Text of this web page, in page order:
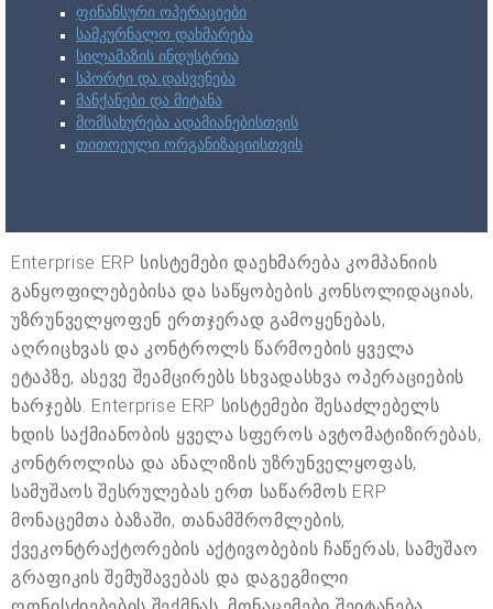
ფინანსური ოპერაციები
სამკურნალო დახმარება
სილამაზის ინდუსტრია
სპორტი და დასვენება
მანქანები და მიტანა
მომსახურება ადამიანებისთვის
თითოეული ორგანიზაციისთვის
Enterprise ERP სისტემები დაეხმარება კომპანიის
განყოფილებებისა და საწყობების კონსოლიდაციას,
უზრუნველყოფენ ერთჯერად გამოყენებას,
აღრიცხვას და კონტროლს წარმოების ყველა
ეტაპზე, ასევე შეამცირებს სხვადასხვა ოპერაციების
ხარჯებს. Enterprise ERP სისტემები შესაძლებელს
ხდის საქმიანობის ყველა სფეროს ავტომატიზირებას,
კონტროლისა და ანალიზის უზრუნველყოფას,
სამუშაოს შესრულებას ერთ საწარმოს ERP
მონაცემთა ბაზაში, თანამშრომლების,
ქვეკონტრაქტორების აქტივობების ჩაწერას, სამუშაო
გრაფიკის შემუშავებას და დაგეგმილი